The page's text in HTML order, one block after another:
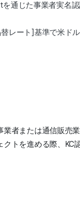
通じた事業者実名
レート]基準で米ド
者または通信販売
トを進める際、KC